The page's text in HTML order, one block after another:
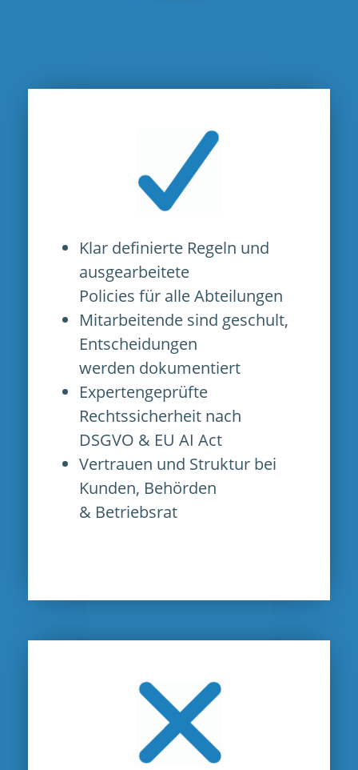
Klar definierte Regeln und
ausgearbeitete
Policies für alle Abteilungen
Mitarbeitende sind geschult,
Entscheidungen
werden dokumentiert
Expertengeprüfte
Rechtssicherheit nach
DSGVO & EU AI Act
Vertrauen und Struktur bei
Kunden, Behörden
& Betriebsrat